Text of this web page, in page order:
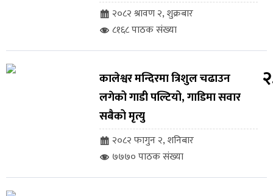
२०८२ श्रावण २, शुक्रबार
८१६८ पाठक संख्या
कालेश्वर मन्दिरमा त्रिशुल चढाउन
लगेको गाडी पल्टियो, गाडिमा सवार
सबैको मृत्यु
२०८२ फागुन २, शनिबार
७७७० पाठक संख्या